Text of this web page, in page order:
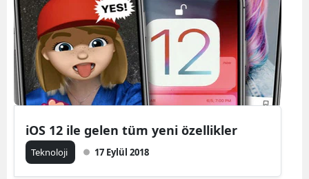
iOS 12 ile gelen tüm yeni özellikler
Teknoloji 17 Eylül 2018